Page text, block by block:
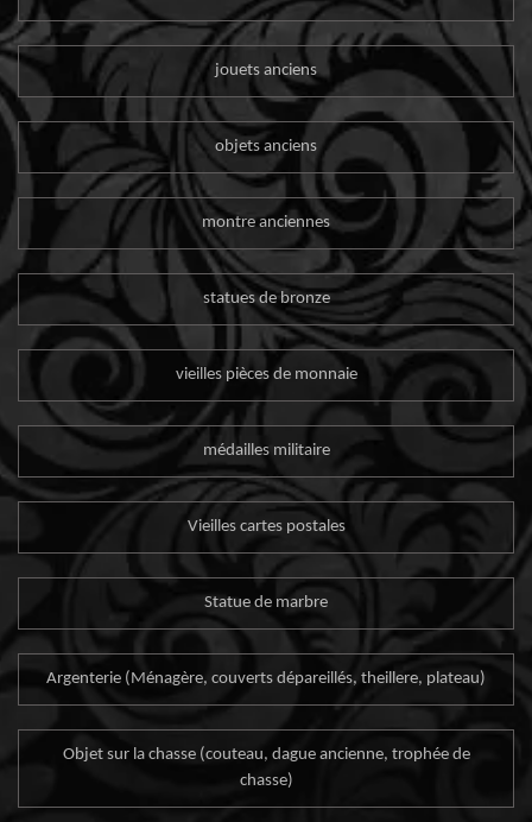
jouets anciens
objets anciens
montre anciennes
statues de bronze
vieilles pièces de monnaie
médailles militaire
Vieilles cartes postales
Statue de marbre
Argenterie (Ménagère, couverts dépareillés, theillere, plateau)
Objet sur la chasse (couteau, dague ancienne, trophée de
chasse)